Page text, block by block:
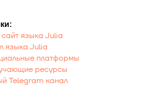
языка Julia
языка Julia
платформы
ресурсы
Telegram канал